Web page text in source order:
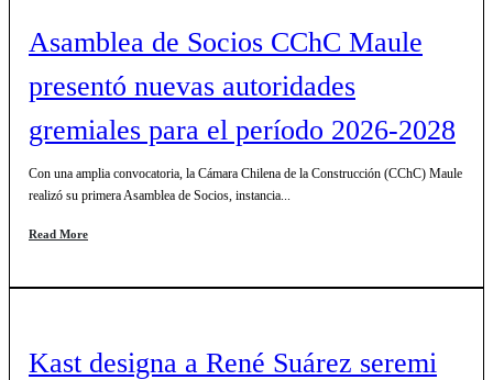
Asamblea de Socios CChC Maule
presentó nuevas autoridades
gremiales para el período 2026-2028
Con una amplia convocatoria, la Cámara Chilena de la Construcción (CChC) Maule
realizó su primera Asamblea de Socios, instancia...
Read More
Kast designa a René Suárez seremi